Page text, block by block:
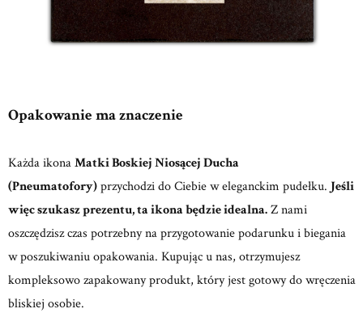
Opakowanie ma znaczenie
Każda ikonaMatki Boskiej Niosącej Ducha
(Pneumatofory)przychodzi do Ciebie w eleganckim pudełku. Jeśli
więc szukasz prezentu, ta ikona będzie idealna.Z nami
oszczędzisz czas potrzebny na przygotowanie podarunku i biegania
w poszukiwaniu opakowania. Kupując u nas, otrzymujesz
kompleksowo zapakowany produkt, który jest gotowy do wręczenia
bliskiej osobie.